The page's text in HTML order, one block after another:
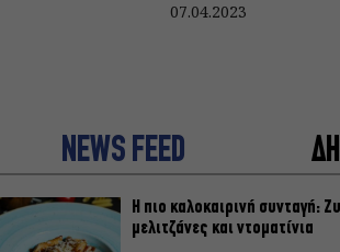
07.04.2023
NEWS FEED
Η πιο καλοκαιρινή συνταγή:
μελιτζάνες και ντοματίνια